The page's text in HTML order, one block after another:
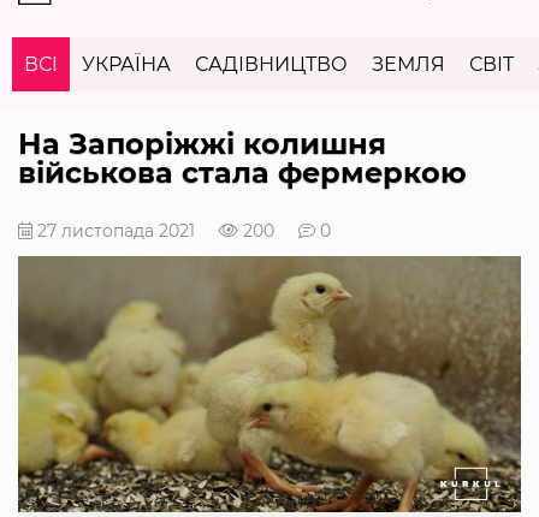
ВСІ УКРАЇНА САДІВНИЦТВО ЗЕМЛЯ СВІТ
На Запоріжжі колишня
військова стала фермеркою
27 листопада 2021 200 0